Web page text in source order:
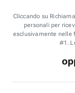
Cliccando su
personali per
esclusivamente nelle
#1.